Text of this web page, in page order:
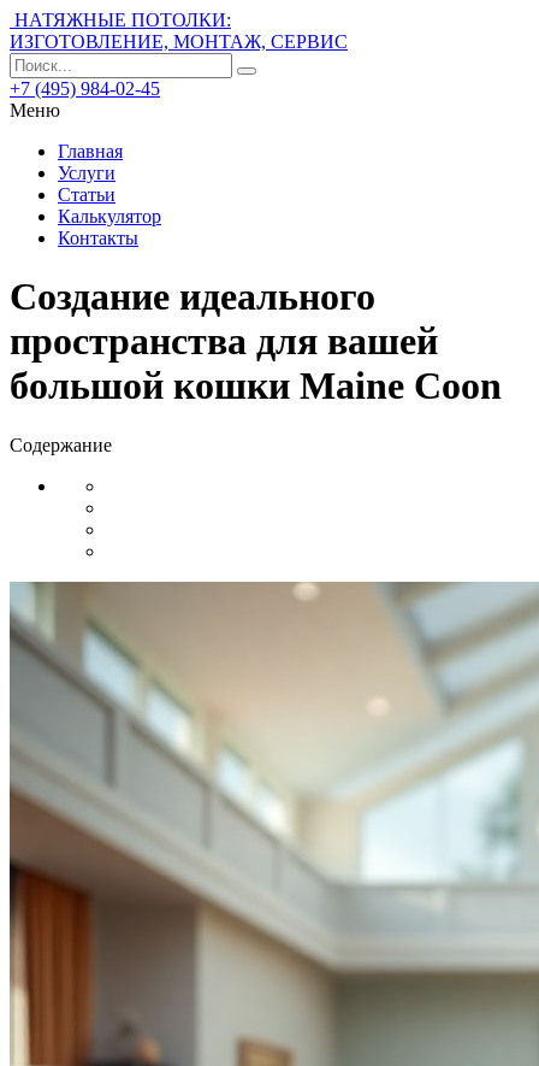
НАТЯЖНЫЕ ПОТОЛКИ:
ИЗГОТОВЛЕНИЕ, МОНТАЖ, СЕРВИС
+7 (495) 984-02-45
Меню
Главная
Услуги
Статьи
Калькулятор
Контакты
Создание идеального
пространства для вашей
большой кошки Maine Coon
Содержание